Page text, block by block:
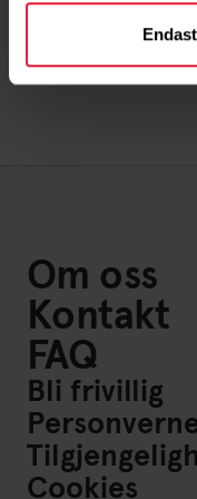
Link til: Friskis Go
Om oss
Kontakt
FAQ
Bli frivillig
Cookies